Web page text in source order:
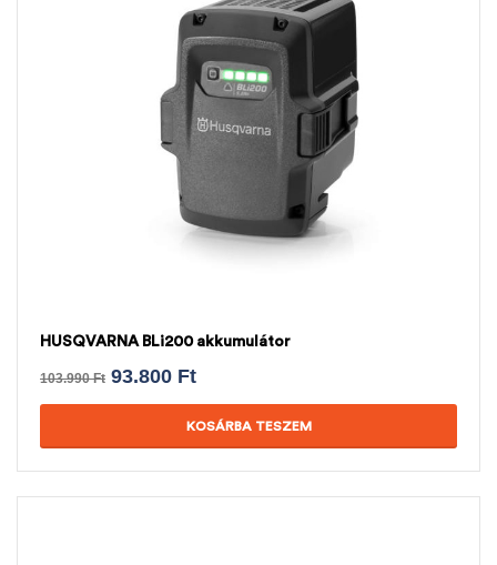
HUSQVARNA BLi200 akkumulátor
103.990Ft 93.800 Ft
KOSÁRBA TESZEM